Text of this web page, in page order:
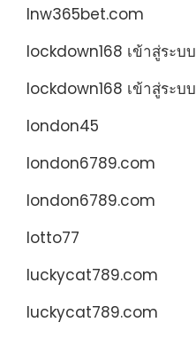
lnw365bet.com
lockdown168 เข้าสู่ระบบ
lockdown168 เข้าสู่ระบบ
london45
london6789.com
london6789.com
lotto77
luckycat789.com
luckycat789.com